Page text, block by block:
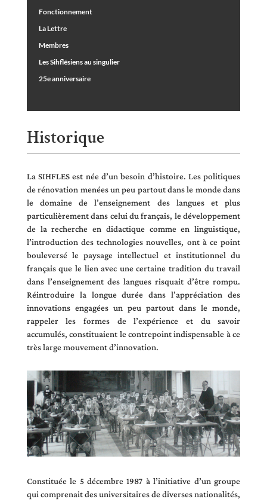
Fonctionnement
La Lettre
Membres
Les Sihflésiens au singulier
25e anniversaire
Historique
La SIHFLES est née d’un besoin d’histoire. Les politiques
de rénovation menées un peu partout dans le monde dans
le domaine de l’enseignement des langues et plus
particulièrement dans celui du français, le développement
de la recherche en didactique comme en linguistique,
l’introduction des technologies nouvelles, ont à ce point
bouleversé le paysage intellectuel et institutionnel du
français que le lien avec une certaine tradition du travail
dans l’enseignement des langues risquait d’être rompu.
Réintroduire la longue durée dans l’appréciation des
innovations engagées un peu partout dans le monde,
rappeler les formes de l’expérience et du savoir
accumulés, constituaient le contrepoint indispensable à ce
très large mouvement d’innovation.
Constituée le 5 décembre 1987 à l’initiative d’un groupe
qui comprenait des universitaires de diverses nationalités,